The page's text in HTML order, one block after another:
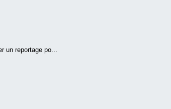
un reportage po...